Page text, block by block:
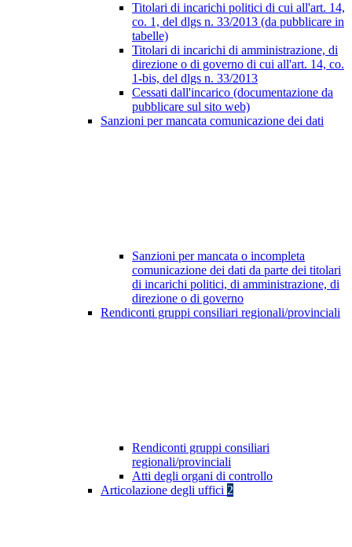
Titolari di incarichi politici di cui all'art. 14,
co. 1, del dlgs n. 33/2013 (da pubblicare in
tabelle)
Titolari di incarichi di amministrazione, di
direzione o di governo di cui all'art. 14, co.
1-bis, del dlgs n. 33/2013
Cessati dall'incarico (documentazione da
pubblicare sul sito web)
Sanzioni per mancata comunicazione dei dati
Sanzioni per mancata o incompleta
comunicazione dei dati da parte dei titolari
di incarichi politici, di amministrazione, di
direzione o di governo
Rendiconti gruppi consiliari regionali/provinciali
Rendiconti gruppi consiliari
regionali/provinciali
Atti degli organi di controllo
Articolazione degli uffici 2